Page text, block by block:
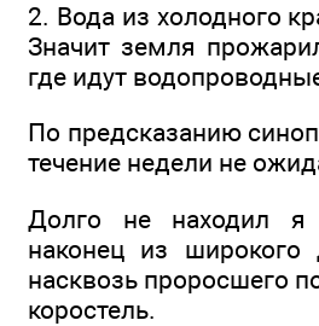
2. Вода из холодного
Значит земля
где идут
По предсказанию
течение недели не
Долго не находил я
наконец из широкого
насквозь проросшего
коростель.